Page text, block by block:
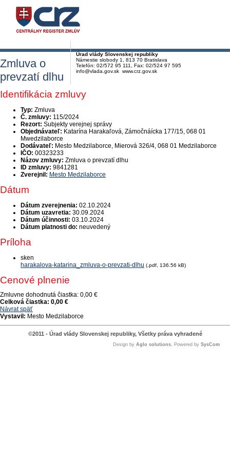
Úrad vlády Slovenskej republiky
Námestie slobody 1, 813 70 Bratislava
Telefón: 02/572 95 111, Fax: 02/524 97 595
info@vlada.gov.sk www.crz.gov.sk
Zmluva o
prevzatí dlhu
Identifikácia zmluvy
Typ: Zmluva
Č. zmluvy: 115/2024
Rezort: Subjekty verejnej správy
Objednávateľ: Katarína Harakaľová, Zámočnáícka 177/15, 068 01
Mwedzilaborce
Dodávateľ: Mesto Medzilaborce, Mierová 326/4, 068 01 Medzilaborce
IČO: 00323233
Názov zmluvy: Zmluva o prevzatí dlhu
ID zmluvy: 9841281
Zverejnil: Mesto Medzilaborce
Dátum
Dátum zverejnenia: 02.10.2024
Dátum uzavretia: 30.09.2024
Dátum účinnosti: 03.10.2024
Dátum platnosti do: neuvedený
Príloha
sken
harakalova-katarina_zmluva-o-prevzati-dlhu (.pdf, 136.56 kB)
Cenové plnenie
Zmluvne dohodnutá čiastka: 0,00 €
Celková čiastka: 0,00 €
Návrat späť
Vystavil: Mesto Medzilaborce
©2011 - Úrad vlády Slovenskej republiky, Všetky práva vyhradené
Design by Aglo solutions, Powered by SysCom